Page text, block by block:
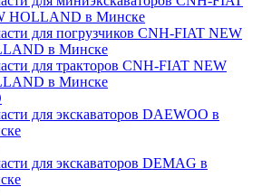
HOLLAND в Минске
для погрузчиков CNH-FIAT NEW
в Минске
для тракторов CNH-FIAT NEW
в Минске
для экскаваторов DAEWOO в
для экскаваторов DEMAG в